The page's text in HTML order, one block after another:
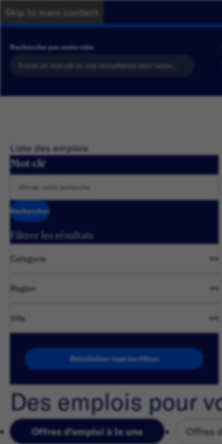
Skip to main content
Recherche par mots-clés
Liste des emplois
Mot-clé
Rechercher
Filtrer les résultats
Categorie
Region
Ville
Réinitialiser tous les filtres
Des emplois pour
Offres d'emploi à la une Offres